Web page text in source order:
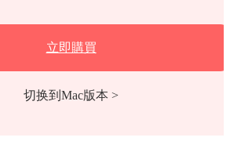
立即購買
切换到Mac版本 >